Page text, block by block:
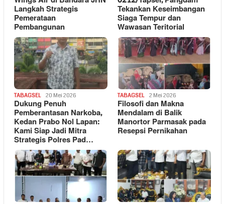
Langkah Strategis
Pemerataan
Pembangunan
Tekankan Keseimbangan
Siaga Tempur dan
Wawasan Teritorial
TABAGSEL 20 Mei 2026
Dukung Penuh
Pemberantasan Narkoba,
Kedan Prabo Nol Lapan:
Kami Siap Jadi Mitra
Strategis Polres Pad…
TABAGSEL 2 Mei 2026
Filosofi dan Makna
Mendalam di Balik
Manortor Parmasak pada
Resepsi Pernikahan